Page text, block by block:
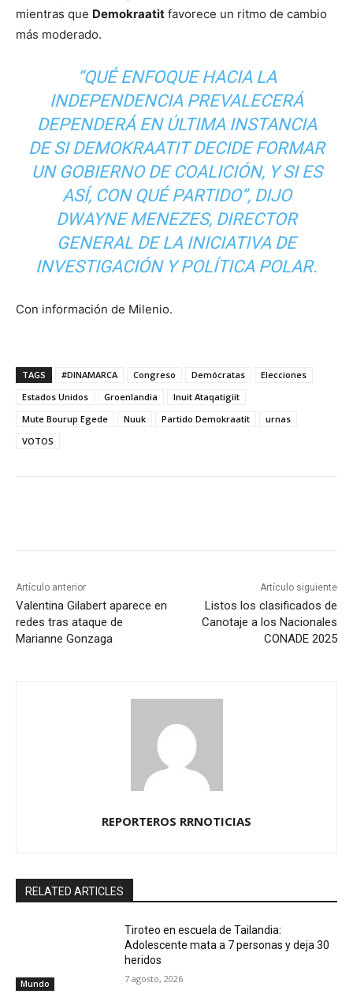
mientras que Demokraatit favorece un ritmo de cambio
más moderado.
“QUÉ ENFOQUE HACIA LA
INDEPENDENCIA PREVALECERÁ
DEPENDERÁ EN ÚLTIMA INSTANCIA
DE SI DEMOKRAATIT DECIDE FORMAR
UN GOBIERNO DE COALICIÓN, Y SI ES
ASÍ, CON QUÉ PARTIDO”, DIJO
DWAYNE MENEZES, DIRECTOR
GENERAL DE LA INICIATIVA DE
INVESTIGACIÓN Y POLÍTICA POLAR.
Con información de Milenio.
TAGS #DINAMARCA Congreso Demócratas
Elecciones
Estados Unidos
Groenlandia
Inuit Ataqatigiit
Mute Bourup Egede
Nuuk Partido Demokraatit
urnas
VOTOS
Artículo anterior
Valentina Gilabert aparece en
redes tras ataque de
Marianne Gonzaga
Artículo siguiente
Listos los clasificados de
Canotaje a los Nacionales
CONADE 2025
REPORTEROS RRNOTICIAS
RELATED ARTICLES
Mundo
Tiroteo en escuela de Tailandia:
Adolescente mata a 7 personas y deja 30
heridos
7 agosto, 2026